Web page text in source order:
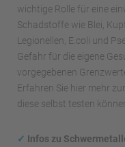
wichtige Rolle für eine
Schadstoffe wie Blei,
Legionellen, E.coli und
Gefahr für die eigene
vorgegebenen
Erfahren Sie hier mehr
diese selbst testen
✓ Infos zu